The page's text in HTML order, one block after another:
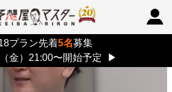
プラン先着5名募集
金）21:00〜開始予定
▶